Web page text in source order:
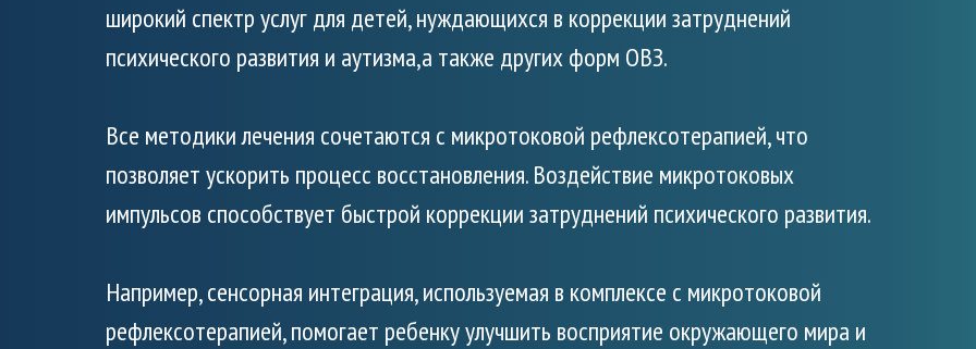
широкий спектр услуг для детей, нуждающихся в коррекции затруднений
психического развития и аутизма,а также других форм ОВЗ.
Все методики лечения сочетаются с микротоковой рефлексотерапией, что
позволяет ускорить процесс восстановления. Воздействие микротоковых
импульсов способствует быстрой коррекции затруднений психического развития.
Например, сенсорная интеграция, используемая в комплексе с микротоковой
рефлексотерапией, помогает ребенку улучшить восприятие окружающего мира и